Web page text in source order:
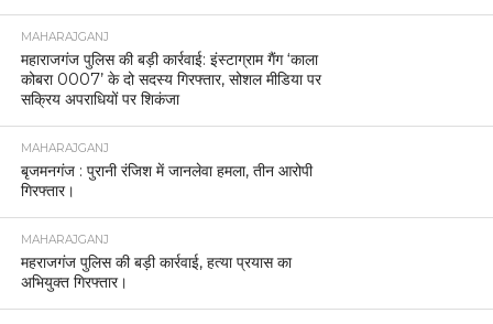
MAHARAJGANJ
महाराजगंज पुलिस की बड़ी कार्रवाई: इंस्टाग्राम गैंग ‘काला
कोबरा 0007’ के दो सदस्य गिरफ्तार, सोशल मीडिया पर
सक्रिय अपराधियों पर शिकंजा
MAHARAJGANJ
बृजमनगंज : पुरानी रंजिश में जानलेवा हमला, तीन आरोपी
गिरफ्तार।
MAHARAJGANJ
महराजगंज पुलिस की बड़ी कार्रवाई, हत्या प्रयास का
अभियुक्त गिरफ्तार।